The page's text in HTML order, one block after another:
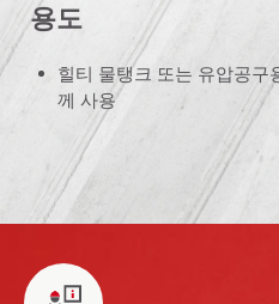
용도
힐티 물탱크 또는 유압공구
께 사용